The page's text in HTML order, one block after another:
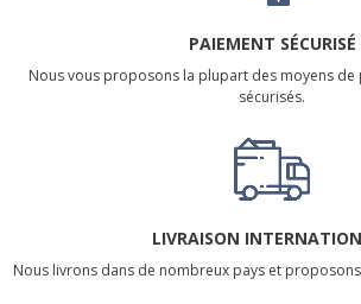
PAIEMENT SÉCURISÉ
Nous vous proposons la plupart des moyens
sécurisés.
LIVRAISON
Nous livrons dans de nombreux pays et